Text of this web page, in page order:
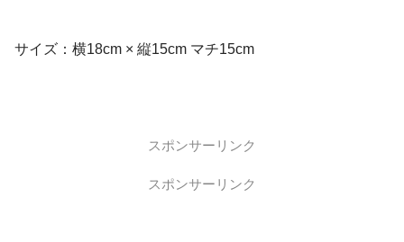
サイズ：横18cm × 縦15cm マチ15cm
スポンサーリンク
スポンサーリンク